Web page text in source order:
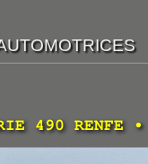
490 RENFE •